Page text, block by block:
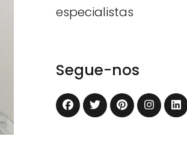
especialistas
Segue-nos